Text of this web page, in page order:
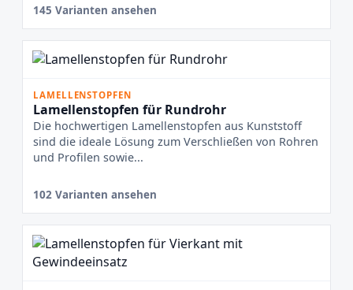
145 Varianten ansehen
LAMELLENSTOPFEN
Lamellenstopfen für Rundrohr
Die hochwertigen Lamellenstopfen aus Kunststoff
sind die ideale Lösung zum Verschließen von Rohren
und Profilen sowie...
102 Varianten ansehen